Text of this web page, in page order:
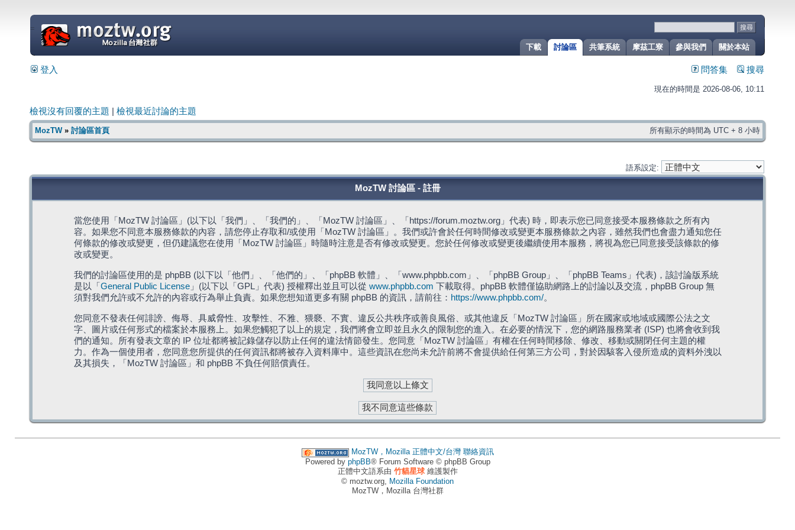
關於本站
參與我們
摩茲工寮
共筆系統
討論區
下載
=
登入 問答集 搜尋
現在的時間是 2026-08-06, 10:11
檢視沒有回覆的主題 檢視最近討論的主題
MozTW» 討論區首頁 所有顯示的時間為 UTC + 8 小時
語系設定:
MozTW 討論區 - 註冊
當您使用「MozTW 討論區」(以下以「我們」、「我們的」、「MozTW 討論區」、「https://forum.moztw.org」代表) 時，即表示您已同意接受本服務條款之所有內
容。如果您不同意本服務條款的內容，請您停止存取和/或使用「MozTW 討論區」。我們或許會於任何時間修改或變更本服務條款之內容，雖然我們也會盡力通知您任
何條款的修改或變更，但仍建議您在使用「MozTW 討論區」時隨時注意是否有修改或變更。您於任何修改或變更後繼續使用本服務，將視為您已同意接受該條款的修
改或變更。
我們的討論區使用的是 phpBB (以下以「他們」、「他們的」、「phpBB 軟體」、「www.phpbb.com」、「phpBB Group」、「phpBB Teams」代表)，該討論版系統
是以「 General Public License」(以下以「GPL」代表) 授權釋出並且可以從 www.phpbb.com 下載取得。phpBB 軟體僅協助網路上的討論以及交流，phpBB Group 無
須對我們允許或不允許的內容或行為舉止負責。如果您想知道更多有關 phpBB 的資訊，請前往： https://www.phpbb.com/。
您同意不發表任何誹謗、侮辱、具威脅性、攻擊性、不雅、猥褻、不實、違反公共秩序或善良風俗、或其他違反「MozTW 討論區」所在國家或地域或國際公法之文
字、圖片或任何形式的檔案於本服務上。如果您觸犯了以上的規定，我們將會立即並且永久的限制您的進入。在必要的情況下，您的網路服務業者 (ISP) 也將會收到我
們的通知。所有發表文章的 IP 位址都將被記錄儲存以防止任何的違法情節發生。您同意「MozTW 討論區」有權在任何時間移除、修改、移動或關閉任何主題的權
力。作為一個使用者，您同意您所提供的任何資訊都將被存入資料庫中。這些資訊在您尚未允許前將不會提供給任何第三方公司，對於因駭客入侵所造成的資料外洩以
及其損失，「MozTW 討論區」和 phpBB 不負任何賠償責任。
MozTW，Mozilla 正體中文/台灣 聯絡資訊
Powered by phpBB® Forum Software © phpBB Group
正體中文語系由 竹貓星球維護製作
© moztw.org, Mozilla Foundation
MozTW，Mozilla 台灣社群